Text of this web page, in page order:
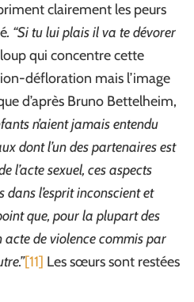
clairement les peurs
. “Si tu lui plais il va te dévorer
qui concentre cette
défloration mais l’image
d’après Bruno Bettelheim,
n’aient jamais entendu
dont l’un des partenaires est
l’acte sexuel, ces aspects
l’esprit inconscient et
que, pour la plupart des
acte de violence commis par
[11] Les sœurs sont restées